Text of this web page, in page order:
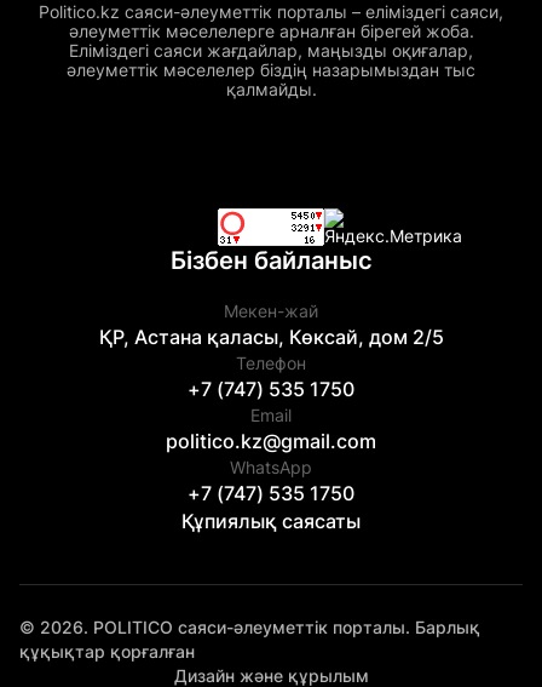
Politico.kz саяси-әлеуметтік порталы – еліміздегі саяси,
әлеуметтік мәселелерге арналған бірегей жоба.
Еліміздегі саяси жағдайлар, маңызды оқиғалар,
әлеуметтік мәселелер біздің назарымыздан тыс
қалмайды.
Бізбен байланыс
Мекен-жай
ҚР, Астана қаласы, Көксай, дом 2/5
Телефон
+7 (747) 535 1750
Email
politico.kz@gmail.com
WhatsApp
+7 (747) 535 1750
Құпиялық саясаты
© 2026. POLITICO саяси-әлеуметтік порталы. Барлық
құқықтар қорғалған
Дизайн және құрылым